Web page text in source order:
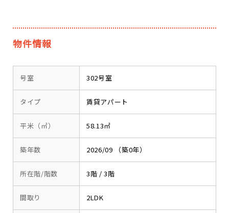
物件情報
号室 302号室
タイプ 賃貸アパート
平米（㎡） 58.13㎡
築年数 2026/09 （築0年）
所在階/階数 3階 / 3階
間取り 2LDK